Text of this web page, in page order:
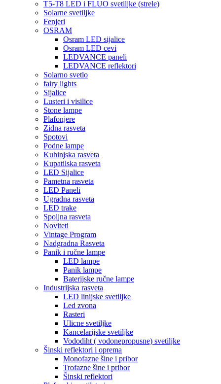
T5-T8 LED i FLUO svetiljke (strele)
Solarne svetiljke
Fenjeri
OSRAM
Osram LED sijalice
Osram LED cevi
LEDVANCE paneli
LEDVANCE reflektori
Solarno svetlo
fairy lights
Sijalice
Lusteri i visilice
Stone lampe
Plafonjere
Zidna rasveta
Spotovi
Podne lampe
Kuhinjska rasveta
Kupatilska rasveta
LED Sijalice
Pametna rasveta
LED Paneli
Ugradna rasveta
LED trake
Spoljna rasveta
Noviteti
Vintage Program
Nadgradna Rasveta
Panik i ručne lampe
LED lampe
Panik lampe
Baterijske ručne lampe
Industrijska rasveta
LED linijske svetiljke
Led zvona
Rasteri
Ulicne svetiljke
Kancelarijske svetiljke
Vododiht ( vodonepropusne) svetiljke
Šinski reflektori i oprema
Monofazne šine i pribor
Trofazne šine i pribor
Šinski reflektori